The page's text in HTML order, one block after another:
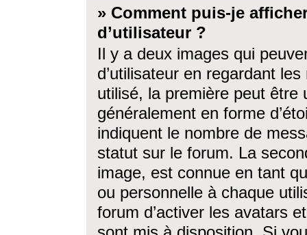
» Comment puis-je
d’utilisateur ?
Il y a deux images qui
d’utilisateur en regardant
utilisé, la première peut être
généralement en forme
indiquent le nombre de
statut sur le forum. La
image, est connue en tant
ou personnelle à chaque
forum d’activer les avatars